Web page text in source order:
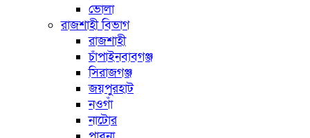
ভোলা
রাজশাহী বিভাগ
রাজশাহী
চাঁপাইনবাবগঞ্জ
সিরাজগঞ্জ
জয়পুরহাট
নওগাঁ
নাটোর